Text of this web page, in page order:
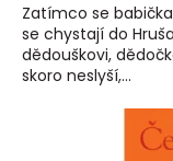
Zatímco se
se chystají do
dědouškovi,
skoro neslyší,...